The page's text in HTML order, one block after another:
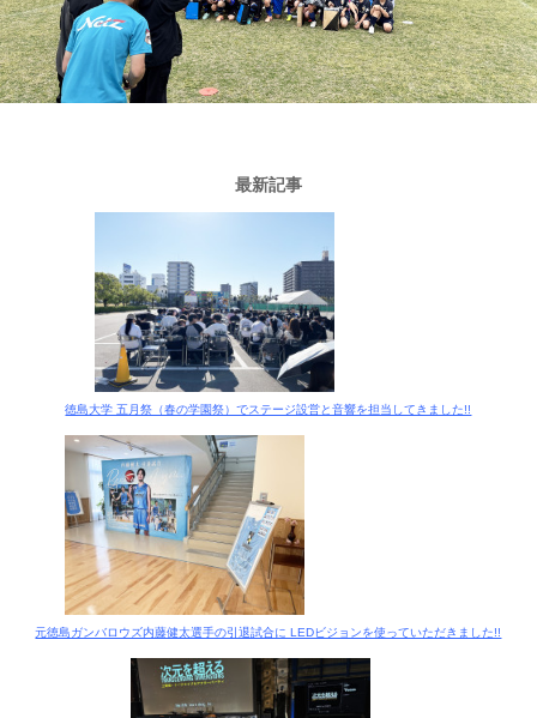
最新記事
徳島大学 五月祭（春の学園祭）でステージ設営と音響を担当してきました!!
元徳島ガンバロウズ内藤健太選手の引退試合に LEDビジョンを使っていただきました!!